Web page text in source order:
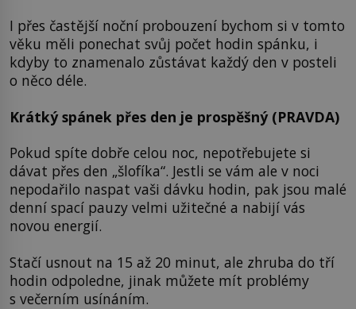
I přes častější noční probouzení bychom si v tomto
věku měli ponechat svůj počet hodin spánku, i
kdyby to znamenalo zůstávat každý den v posteli
o něco déle.
Krátký spánek přes den je prospěšný (PRAVDA)
Pokud spíte dobře celou noc, nepotřebujete si
dávat přes den „šlofíka“. Jestli se vám ale v noci
nepodařilo naspat vaši dávku hodin, pak jsou malé
denní spací pauzy velmi užitečné a nabijí vás
novou energií.
Stačí usnout na 15 až 20 minut, ale zhruba do tří
hodin odpoledne, jinak můžete mít problémy
s večerním usínáním.